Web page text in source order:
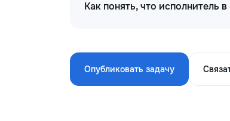
Как понять, что исполнитель
Опубликовать задачу